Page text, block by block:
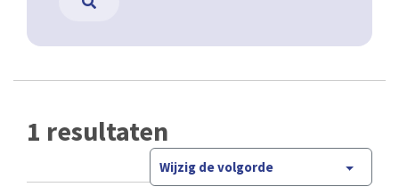
1 resultaten
Wijzig de volgorde